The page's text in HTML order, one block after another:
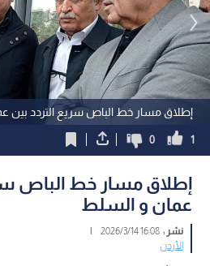
إطلاق مسار خط الباص سريع التردد بين
1
0
إطلاق مسار خط الباص
عمان و السلط
نشر :16:08 2026/3/14
|
الأردن